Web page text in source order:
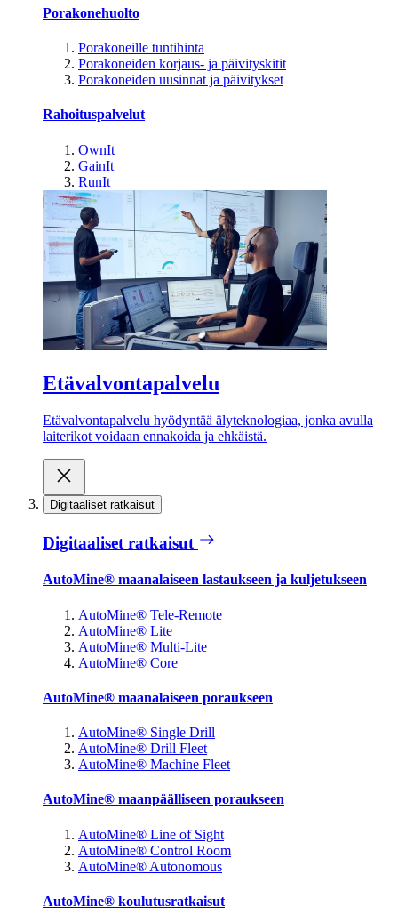
Porakonehuolto
Porakoneille tuntihinta
Porakoneiden korjaus- ja päivityskitit
Porakoneiden uusinnat ja päivitykset
Rahoituspalvelut
OwnIt
GainIt
RunIt
Etävalvontapalvelu
Etävalvontapalvelu hyödyntää älyteknologiaa, jonka avulla
laiterikot voidaan ennakoida ja ehkäistä.
Digitaaliset ratkaisut
Digitaaliset ratkaisut
AutoMine® maanalaiseen lastaukseen ja kuljetukseen
AutoMine® Tele-Remote
AutoMine® Lite
AutoMine® Multi-Lite
AutoMine® Core
AutoMine® maanalaiseen poraukseen
AutoMine® Single Drill
AutoMine® Drill Fleet
AutoMine® Machine Fleet
AutoMine® maanpäälliseen poraukseen
AutoMine® Line of Sight
AutoMine® Control Room
AutoMine® Autonomous
AutoMine® koulutusratkaisut